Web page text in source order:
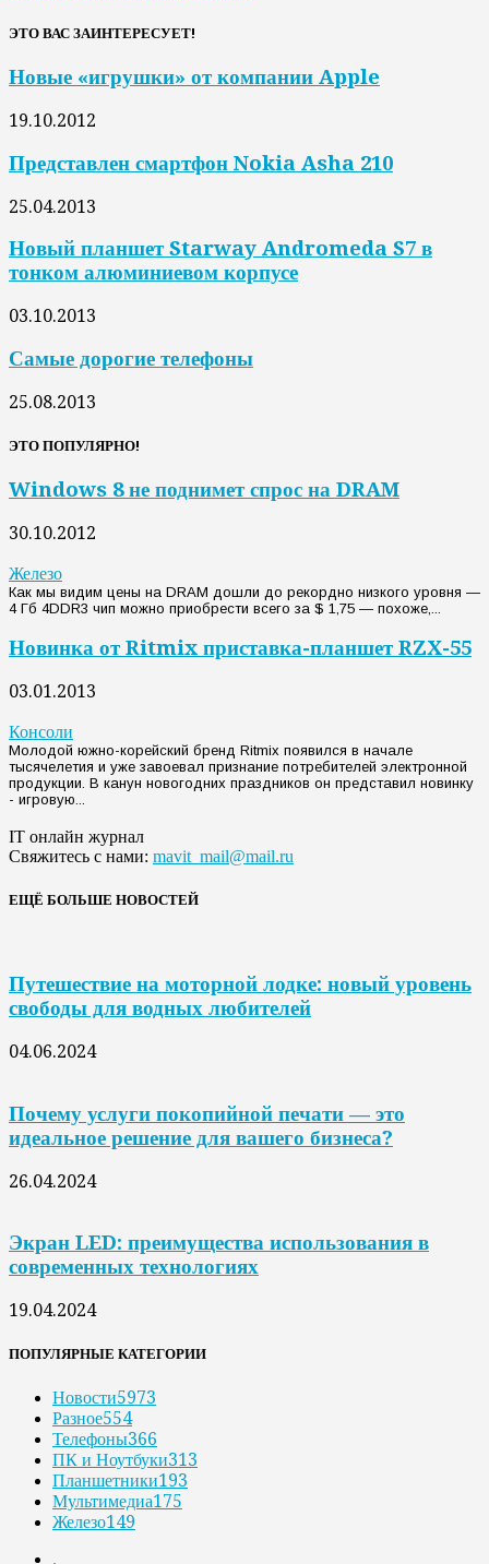
ЭТО ВАС ЗАИНТЕРЕСУЕТ!
Новые «игрушки» от компании Apple
19.10.2012
Представлен смартфон Nokia Asha 210
25.04.2013
Новый планшет Starway Andromeda S7 в
тонком алюминиевом корпусе
03.10.2013
Самые дорогие телефоны
25.08.2013
ЭТО ПОПУЛЯРНО!
Windows 8 не поднимет спрос на DRAM
30.10.2012
Железо
Как мы видим цены на DRAM дошли до рекордно низкого уровня —
4 Гб 4DDR3 чип можно приобрести всего за $ 1,75 — похоже,...
Новинка от Ritmix приставка-планшет RZX-55
03.01.2013
Консоли
Молодой южно-корейский бренд Ritmix появился в начале
тысячелетия и уже завоевал признание потребителей электронной
продукции. В канун новогодних праздников он представил новинку
- игровую...
IT онлайн журнал
Свяжитесь с нами: mavit_mail@mail.ru
ЕЩЁ БОЛЬШЕ НОВОСТЕЙ
Путешествие на моторной лодке: новый уровень
свободы для водных любителей
04.06.2024
Почему услуги покопийной печати — это
идеальное решение для вашего бизнеса?
26.04.2024
Экран LED: преимущества использования в
современных технологиях
19.04.2024
ПОПУЛЯРНЫЕ КАТЕГОРИИ
Новости5973
Разное554
Телефоны366
ПК и Ноутбуки313
Планшетники193
Мультимедиа175
Железо149
.